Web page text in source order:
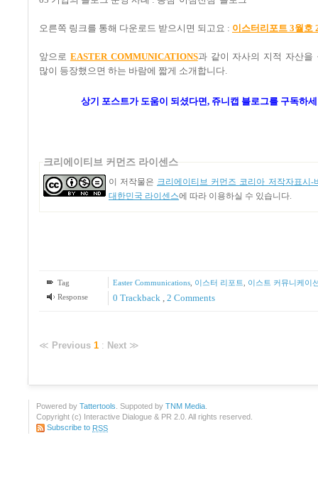
오른쪽 링크를 통해 다운로드 받으시면 되고요 : 이스터리포트 3월호
앞으로 EASTER COMMUNICATIONS과 같이 자사의 지적 자산을
많이 등장했으면 하는 바람에 짧게 소개합니다.
상기 포스트가 도움이 되셨다면, 쥬니캡 블로그를 구독하
크리에이티브 커먼즈 라이센스
이 저작물은 크리에이티브 커먼즈 코리아 저작자표시-
대한민국 라이센스에 따라 이용하실 수 있습니다.
Tag Easter Communications, 이스터 리포트
이스트 커뮤니케이
Response
0 Trackback 2 Comments
≪ Previous 1 : Next ≫
Powered by Tattertools . Suppoted by TNM Media
Copyright (c) Interactive Dialogue & PR 2.0. All rights reserved.
Subscribe to RSS